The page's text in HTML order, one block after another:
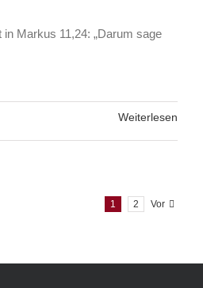
Markus 11,24: „Darum sage
Weiterlesen
1 2 Vor